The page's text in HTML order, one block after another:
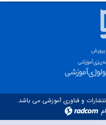
و فناوری آموزشی می باشد.
radcom